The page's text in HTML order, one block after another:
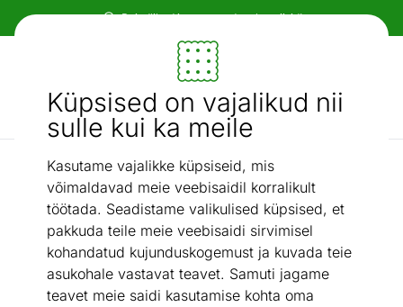
Küpsised on vajalikud nii
sulle kui ka meile
Kasutame vajalikke küpsiseid, mis
võimaldavad meie veebisaidil korralikult
töötada. Seadistame valikulised küpsised, et
pakkuda teile meie veebisaidi sirvimisel
kohandatud kujunduskogemust ja kuvada teie
asukohale vastavat teavet. Samuti jagame
teavet meie saidi kasutamise kohta oma
Paindlikud ja mugavad makseviisid!
Mööbel ja sisustus - ON24
Otsi...
AI otsing
Fotokardinad / Šifoon-fotokardin Pink dream 240x220 cm